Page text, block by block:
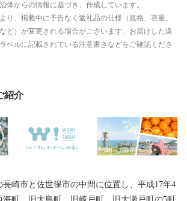
体からの情報に基づき、作成しています。
り、掲載中に予告なく返礼品の仕様（規格、容量、
ど）が変更される場合がございます。お届けした返
ベルに記載されている注意書きなどをご確認くださ
紹介
崎市と佐世保市の中間に位置し、平成17年4